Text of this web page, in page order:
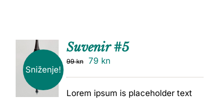
Sniženje!
DODAJ
Suvenir #5
99kn 79 kn
Lorem ipsum is placeholder text